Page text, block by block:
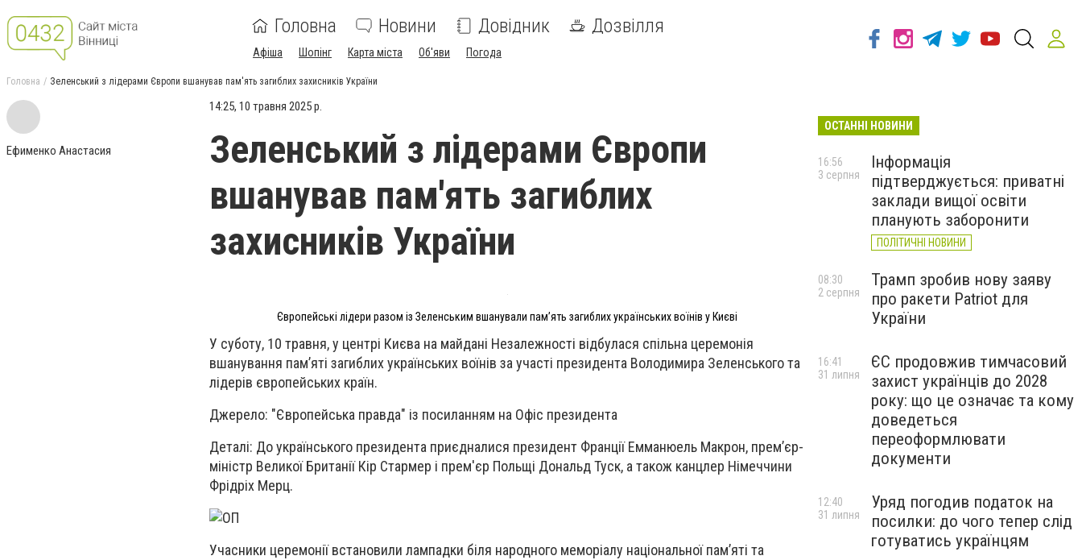
Головна Новини Довідник Дозвілля
Афіша Шопінг Карта міста Об'яви Погода
Головна Зеленський з лідерами Європи вшанував пам'ять загиблих захисників України
Ефименко Анастасия
14:25, 10 травня 2025 р.
Зеленський з лідерами Європи
вшанував пам'ять загиблих
захисників України
Європейські лідери разом із Зеленським вшанували пам’ять загиблих українських воїнів у Києві
У суботу, 10 травня, у центрі Києва на майдані Незалежності відбулася спільна церемонія
вшанування пам’яті загиблих українських воїнів за участі президента Володимира Зеленського та
лідерів європейських країн.
Джерело: "Європейська правда" із посиланням на Офіс президента
Деталі: До українського президента приєдналися президент Франції Емманюель Макрон, прем’єр-
міністр Великої Британії Кір Стармер і прем'єр Польщі Дональд Туск, а також канцлер Німеччини
Фрідріх Мерц.
Учасники церемонії встановили лампадки біля народного меморіалу національної пам’яті та
ОСТАННІ НОВИНИ
Інформація
підтверджується: приватні
заклади вищої освіти
планують заборонити
ПОЛІТИЧНІ НОВИНИ
16:56
3 серпня
Трамп зробив нову заяву
про ракети Patriot для
України
08:30
2 серпня
ЄС продовжив тимчасовий
захист українців до 2028
року: що це означає та кому
доведеться
переоформлювати
документи
16:41
31 липня
Уряд погодив податок на
посилки: до чого тепер слід
готуватись українцям
12:40
31 липня